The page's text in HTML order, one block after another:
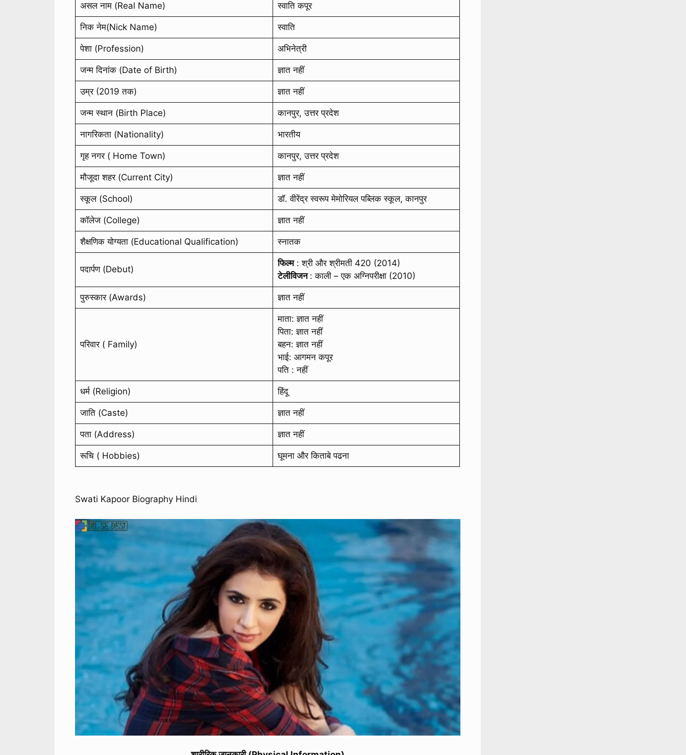
असल नाम (Real Name) स्वाति कपूर
निक नेम(Nick Name) स्वाति
पेशा (Profession) अभिनेत्री
जन्म दिनांक (Date of Birth) ज्ञात नहीं
उम्र (2019 तक) ज्ञात नहीं
जन्म स्थान (Birth Place) कानपुर, उत्तर प्रदेश
नागरिकता (Nationality) भारतीय
गृह नगर ( Home Town) कानपुर, उत्तर प्रदेश
मौजूदा शहर (Current City) ज्ञात नहीं
स्कूल (School) डॉ. वीरेंद्र स्वरूप मेमोरियल पब्लिक स्कूल, कानपुर
कॉलेज (College) ज्ञात नहीं
शैक्षणिक योग्यता (Educational Qualification) स्नातक
पदार्पण (Debut)
फिल्म: श्री और श्रीमती 420 (2014)
टेलीविजन : काली – एक अग्निपरीक्षा (2010)
पुरुस्कार (Awards) ज्ञात नहीं
परिवार ( Family)
माता: ज्ञात नहीं
पिता: ज्ञात नहीं
बहन: ज्ञात नहीं
भाई: आगमन कपूर
पति : नहीं
धर्म (Religion) हिंदू
जाति (Caste) ज्ञात नहीं
पता (Address) ज्ञात नहीं
रूचि ( Hobbies) घूमना और किताबे पढना
Swati Kapoor Biography Hindi